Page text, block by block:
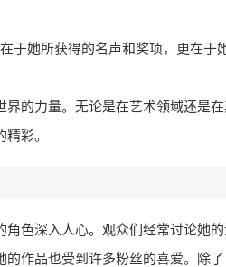
于她所获得的名声和奖项，更在于
的力量。无论是在艺术领域还是
彩。
色深入人心。观众们经常讨论她的
作品也受到许多粉丝的喜爱。除